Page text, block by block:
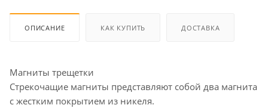
ОПИСАНИЕ КАК КУПИТЬ ДОСТАВКА
Магниты трещетки
Стрекочащие магниты представляют собой два магнита
с жестким покрытием из никеля.